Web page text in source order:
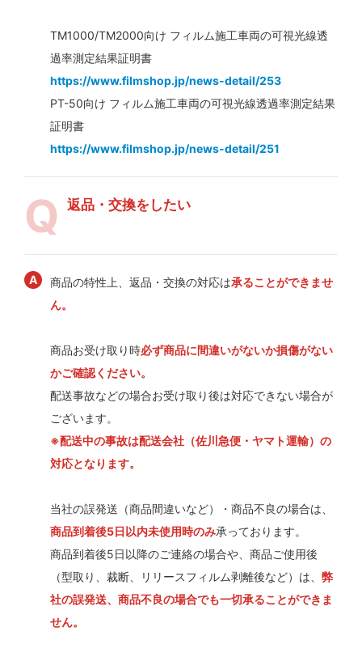
TM1000/TM2000向け フィルム施工車両の可視光線透
過率測定結果証明書
https://www.filmshop.jp/news-detail/253
PT-50向け フィルム施工車両の可視光線透過率測定結果
証明書
https://www.filmshop.jp/news-detail/251
返品・交換をしたい
商品の特性上、返品・交換の対応は承ることができませ
ん。
商品お受け取り時必ず商品に間違いがないか損傷がない
かご確認ください。
配送事故などの場合お受け取り後は対応できない場合が
ございます。
※配送中の事故は配送会社（佐川急便・ヤマト運輸）の
対応となります。
当社の誤発送（商品間違いなど）・商品不良の場合は、
商品到着後5日以内未使用時のみ承っております。
商品到着後5日以降のご連絡の場合や、商品ご使用後
（型取り、裁断、リリースフィルム剥離後など）は、 弊
社の誤発送、商品不良の場合でも一切承ることができま
せん。